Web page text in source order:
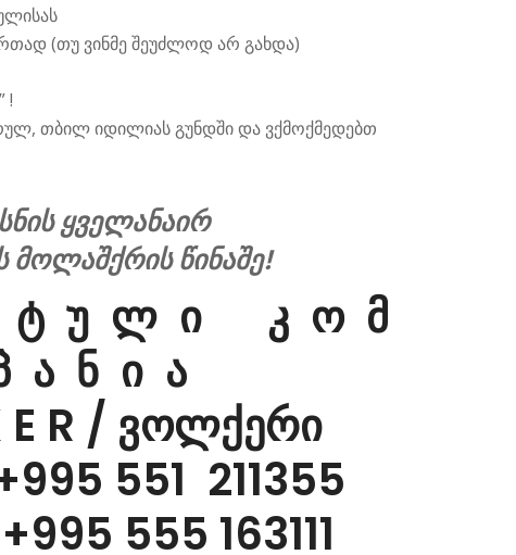
(თუ ვინმე შეუძლოდ არ გახდა)
!
თბილ იდილიას გუნდში და ვქმოქმედებთ
ყველანაირ
მოლაშქრის წინაშე!
ტ უ ლ ი კ ო მ
ა ნ ი ა
E R / ვოლქერი
551 211355
555 163111